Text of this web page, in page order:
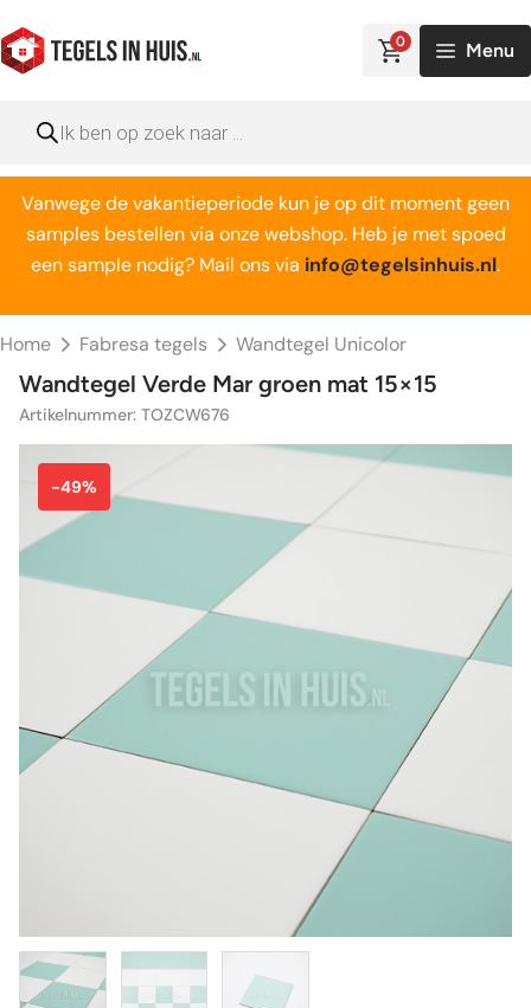
naar
de
0 Menu
zoeken
Vanwege de vakantieperiode kun je op dit moment geen
samples bestellen via onze webshop. Heb je met spoed
een sample nodig? Mail ons via info@tegelsinhuis.nl.
Home Fabresa tegels Wandtegel Unicolor
Wandtegel Verde Mar groen mat 15×15
Artikelnummer: TOZCW676
-49%